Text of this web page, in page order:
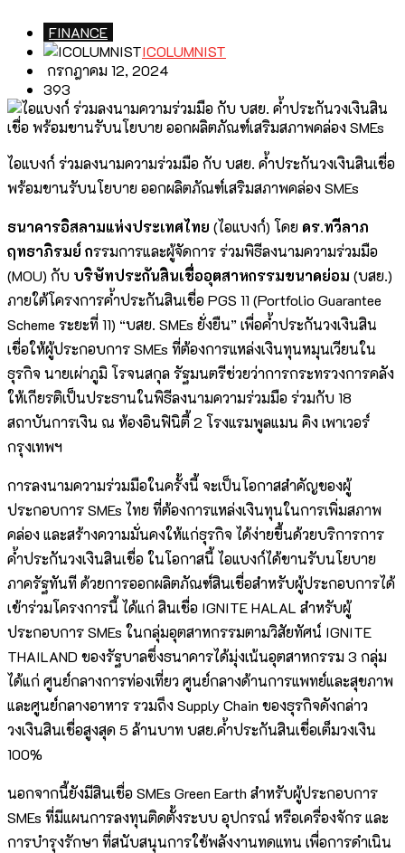
FINANCE
ICOLUMNIST
กรกฎาคม 12, 2024
393
ไอแบงก์ ร่วมลงนามความร่วมมือ กับ บสย. ค้ำประกันวงเงินสินเชื่อ
พร้อมขานรับนโยบาย ออกผลิตภัณฑ์เสริมสภาพคล่อง SMEs
ธนาคารอิสลามแห่งประเทศไทย (ไอแบงก์) โดย ดร.ทวีลาภ
ฤทธาภิรมย์ กรรมการและผู้จัดการ ร่วมพิธีลงนามความร่วมมือ
(MOU) กับ บริษัทประกันสินเชื่ออุตสาหกรรมขนาดย่อม (บสย.)
ภายใต้โครงการค้ำประกันสินเชื่อ PGS 11 (Portfolio Guarantee
Scheme ระยะที่ 11) “บสย. SMEs ยั่งยืน” เพื่อค้ำประกันวงเงินสิน
เชื่อให้ผู้ประกอบการ SMEs ที่ต้องการแหล่งเงินทุนหมุนเวียนใน
ธุรกิจ นายเผ่าภูมิ โรจนสกุล รัฐมนตรีช่วยว่าการกระทรวงการคลัง
ให้เกียรติเป็นประธานในพิธีลงนามความร่วมมือ ร่วมกับ 18
สถาบันการเงิน ณ ห้องอินฟินิตี้ 2 โรงแรมพูลแมน คิง เพาเวอร์
กรุงเทพฯ
การลงนามความร่วมมือในครั้งนี้ จะเป็นโอกาสสำคัญของผู้
ประกอบการ SMEs ไทย ที่ต้องการแหล่งเงินทุนในการเพิ่มสภาพ
คล่อง และสร้างความมั่นคงให้แก่ธุรกิจ ได้ง่ายขึ้นด้วยบริการการ
ค้ำประกันวงเงินสินเชื่อ ในโอกาสนี้ ไอแบงก์ได้ขานรับนโยบาย
ภาครัฐทันที ด้วยการออกผลิตภัณฑ์สินเชื่อสำหรับผู้ประกอบการได้
เข้าร่วมโครงการนี้ ได้แก่ สินเชื่อ IGNITE HALAL สำหรับผู้
ประกอบการ SMEs ในกลุ่มอุตสาหกรรมตามวิสัยทัศน์ IGNITE
THAILAND ของรัฐบาลซึ่งธนาคารได้มุ่งเน้นอุตสาหกรรม 3 กลุ่ม
ได้แก่ ศูนย์กลางการท่องเที่ยว ศูนย์กลางด้านการแพทย์และสุขภาพ
และศูนย์กลางอาหาร รวมถึง Supply Chain ของธุรกิจดังกล่าว
วงเงินสินเชื่อสูงสุด 5 ล้านบาท บสย.ค้ำประกันสินเชื่อเต็มวงเงิน
100%
นอกจากนี้ยังมีสินเชื่อ SMEs Green Earth สำหรับผู้ประกอบการ
SMEs ที่มีแผนการลงทุนติดตั้งระบบ อุปกรณ์ หรือเครื่องจักร และ
การบำรุงรักษา ที่สนับสนุนการใช้พลังงานทดแทน เพื่อการดำเนิน